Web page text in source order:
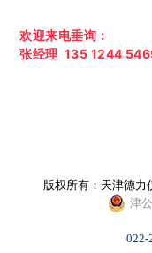
欢迎来电垂询：
张经理 135 1244
版权所有：天津德力
津
022-